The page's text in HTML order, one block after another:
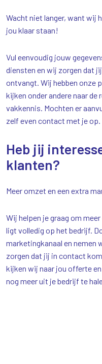
Wacht niet langer, want wij
jou klaar staan!
Vul eenvoudig jouw
diensten en wij zorgen dat
ontvangt. Wij hebben onze
kijken onder andere naar
vakkennis. Mochten er
zelf even contact met je op.
Heb jij
klanten?
Meer omzet en een extra
Wij helpen je graag om
ligt volledig op het bedrijf.
marketingkanaal en nemen
zorgen dat jij in contact
kijken wij naar jou offerte
nog meer uit je bedrijf te